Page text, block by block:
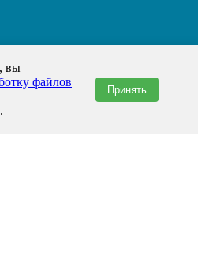
вы
файлов
.
Принять